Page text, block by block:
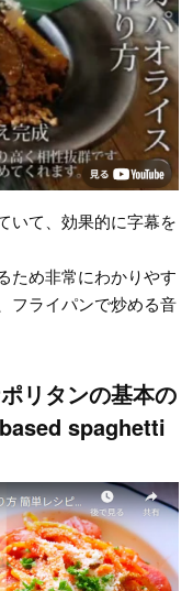
いて、効果的に字幕を
ため非常にわかりやす
フライパンで炒める音
リタンの基本の
spaghetti